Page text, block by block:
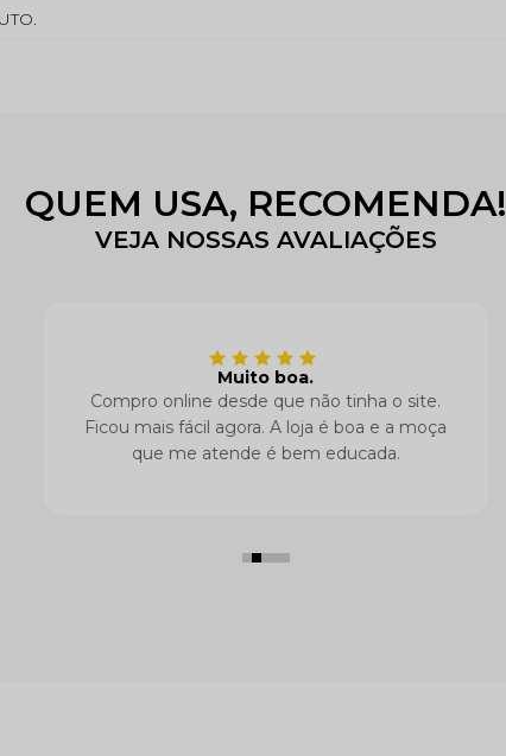
QUEM USA, RECOMENDA!
VEJA NOSSAS AVALIAÇÕES
Muito boa.
Compro online desde que não tinha o site.
Ficou mais fácil agora. A loja é boa e a moça
que me atende é bem educada.